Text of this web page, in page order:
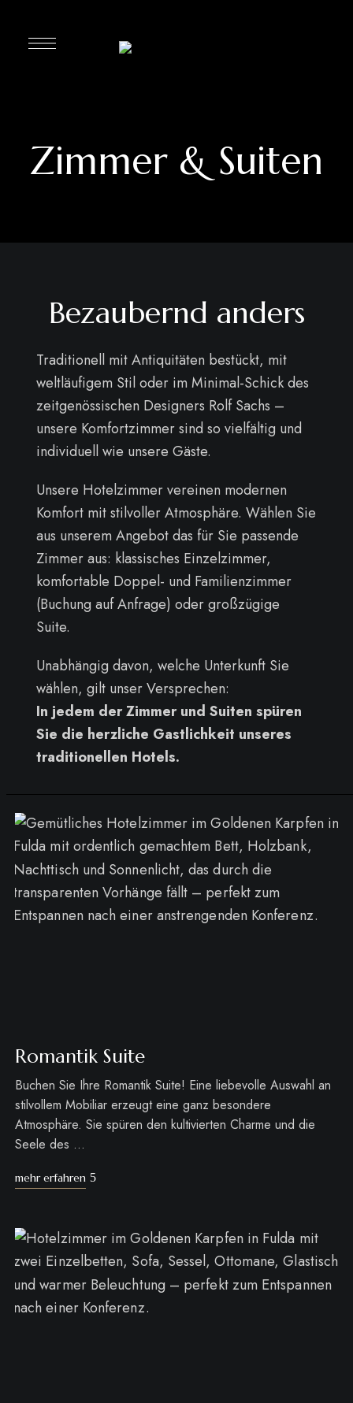
Zimmer & Suiten
Bezaubernd anders
Traditionell mit Antiquitäten bestückt, mit
weltläufigem Stil oder im Minimal-Schick des
zeitgenössischen Designers Rolf Sachs –
unsere Komfortzimmer sind so vielfältig und
individuell wie unsere Gäste.
Unsere Hotelzimmer vereinen modernen
Komfort mit stilvoller Atmosphäre. Wählen Sie
aus unserem Angebot das für Sie passende
Zimmer aus: klassisches Einzelzimmer,
komfortable Doppel- und Familienzimmer
(Buchung auf Anfrage) oder großzügige
Suite.
Unabhängig davon, welche Unterkunft Sie
wählen, gilt unser Versprechen:
In jedem der Zimmer und Suiten spüren
Sie die herzliche Gastlichkeit unseres
traditionellen Hotels.
Romantik Suite
Buchen Sie Ihre Romantik Suite! Eine liebevolle Auswahl an
stilvollem Mobiliar erzeugt eine ganz besondere
Atmosphäre. Sie spüren den kultivierten Charme und die
Seele des …
mehr erfahren